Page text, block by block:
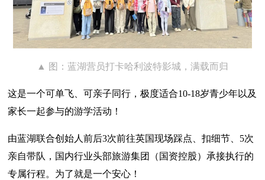
▲ 图：蓝湖营员打卡哈利波特影城，满载而归
这是一个可单飞、可亲子同行，极度适合10-18岁青少年以及
家长一起参与的游学活动！
由蓝湖联合创始人前后3次前往英国现场踩点、扣细节、5次
亲自带队，国内行业头部旅游集团（国资控股）承接执行的
专属行程。为了就是一个安心！